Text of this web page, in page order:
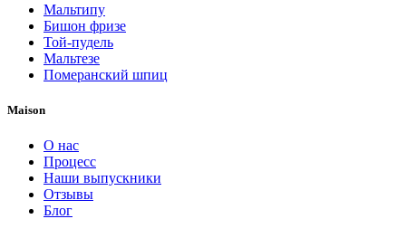
Мальтипу
Бишон фризе
Той-пудель
Мальтезе
Померанский шпиц
Maison
О нас
Процесс
Наши выпускники
Отзывы
Блог